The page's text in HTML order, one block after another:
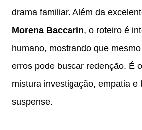
drama familiar. Além da
Morena Baccarin, o roteiro é
humano, mostrando que
erros pode buscar redenção. É
mistura investigação, empatia e
suspense.